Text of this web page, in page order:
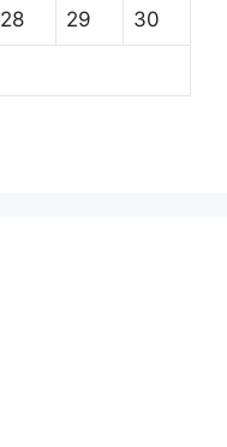
28 29 30